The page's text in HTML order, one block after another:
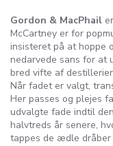
Gordon & MacPhail
McCartney er for
insisteret på at hoppe
nedarvede sans for at
bred vifte af
Når fadet er valgt,
Her passes og plejes
udvalgte fade indtil
halvtreds år senere,
tappes de ædle dråber